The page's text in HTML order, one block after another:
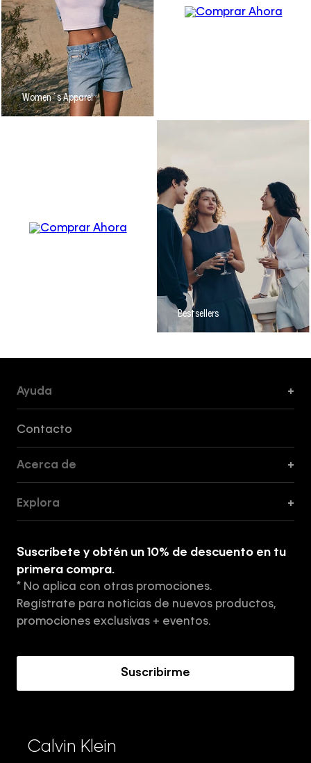
Women´s Apparel
Men´s
Men´s
Bestsellers
Ayuda +
Contacto
Acerca de +
Tiendas
Aviso de privacidad
Términos y Condiciones
Explora +
Suscríbete y obtén un 10% de descuento en tu
primera compra.
* No aplica con otras promociones.
Regístrate para noticias de nuevos productos,
promociones exclusivas + eventos.
Suscribirme
Calvin Klein